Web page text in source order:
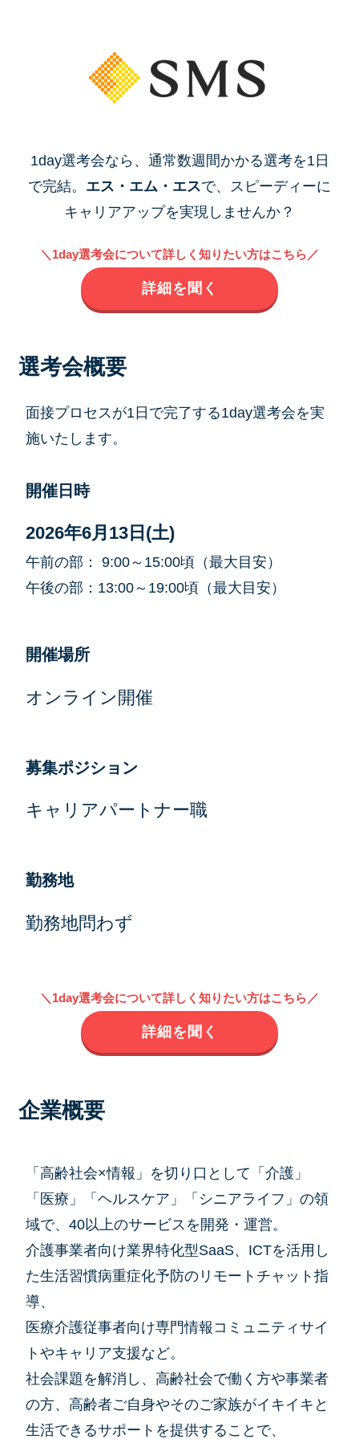
1day選考会なら、通常数週間かかる選考を1日
で完結。 エス・エム・エスで、スピーディーに
キャリアアップを実現しませんか？
＼1day選考会について詳しく知りたい方はこちら／
詳細を聞く
選考会概要
面接プロセスが1日で完了する1day選考会を実
施いたします。
開催 日時
2026年6月13日(土)
午前の部： 9:00～15:00頃（最大目安）
午後の部：13:00～19:00頃（最大目安）
開催場所
オンライン開催
募集ポジション
キャリアパートナー職
勤務地
勤務地問わず
＼1day選考会について詳しく知りたい方はこちら／
詳細を聞く
企業概要
「高齢社会×情報」を切り口として「介護」
「医療」「ヘルスケア」「シニアライフ」の領
域で、40以上のサービスを開発・運営。
介護事業者向け業界特化型SaaS、ICTを活用し
た生活習慣病重症化予防のリモートチャット指
導、
医療介護従事者向け専門情報コミュニティサイ
トやキャリア支援など。
社会課題を解消し、高齢社会で働く方や事業者
の方、高齢者ご自身やそのご家族がイキイキと
生活できるサポートを提供することで、